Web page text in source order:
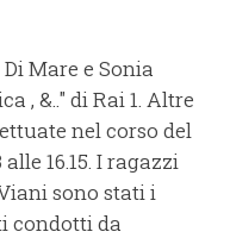
Mare e Sonia
, &.." di Rai 1. Altre
nel corso del
16.15. I ragazzi
sono stati i
condotti da